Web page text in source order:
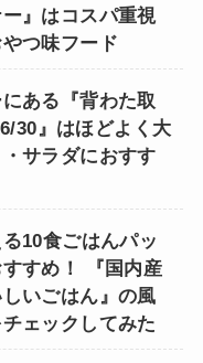
』はコスパ重視
つ味フード
ある『背わた取
30』はほどよく大
サラダにおすす
10食ごはんパッ
すめ！ 『国内産
いごはん』の風
ェックしてみた